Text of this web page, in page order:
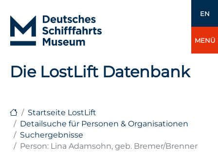
EN
MENÜ
Die LostLift Datenbank
Startseite LostLift
Detailsuche für Personen & Organisationen
Suchergebnisse
Person: Lina Adamsohn, geb. Bremer/Brenner